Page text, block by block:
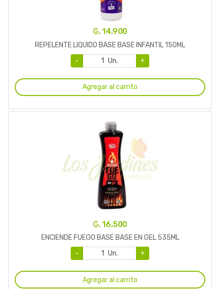
₲. 14.900
REPELENTE LIQUIDO BASE BASE INFANTIL 150ML
-
Un. +
Agregar al carrito
₲. 16.500
ENCIENDE FUEGO BASE BASE EN GEL 535ML
-
Un. +
Agregar al carrito